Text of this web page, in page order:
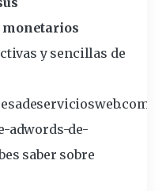
y sencillas de
adwords-de-
saber sobre